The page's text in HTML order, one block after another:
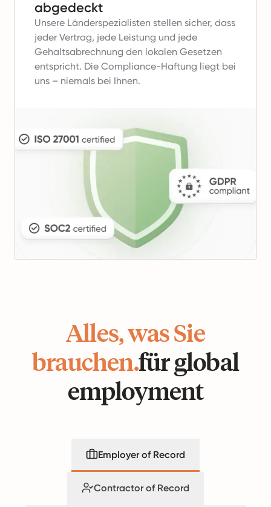
abgedeckt
Unsere Länderspezialisten stellen sicher, dass
jeder Vertrag, jede Leistung und jede
Gehaltsabrechnung den lokalen Gesetzen
entspricht. Die Compliance-Haftung liegt bei
uns – niemals bei Ihnen.
Alles, was Sie
brauchen.für global
employment
Employer of Record
Contractor of Record